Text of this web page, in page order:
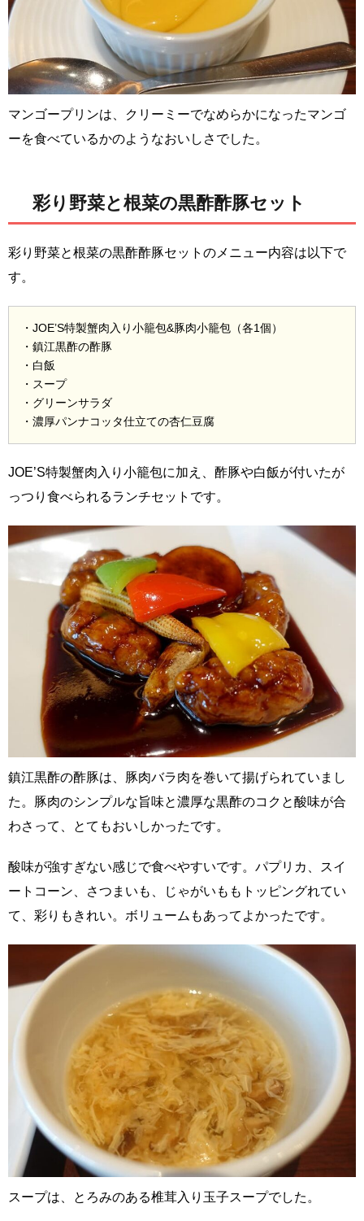
マンゴープリンは、クリーミーでなめらかになったマンゴ
ーを食べているかのようなおいしさでした。
彩り野菜と根菜の黒酢酢豚セット
彩り野菜と根菜の黒酢酢豚セットのメニュー内容は以下で
す。
・JOE’S特製蟹肉入り小籠包&豚肉小籠包（各1個）
・鎮江黒酢の酢豚
・白飯
・スープ
・グリーンサラダ
・濃厚パンナコッタ仕立ての杏仁豆腐
JOE’S特製蟹肉入り小籠包に加え、酢豚や白飯が付いたが
っつり食べられるランチセットです。
鎮江黒酢の酢豚は、豚肉バラ肉を巻いて揚げられていまし
た。豚肉のシンプルな旨味と濃厚な黒酢のコクと酸味が合
わさって、とてもおいしかったです。
酸味が強すぎない感じで食べやすいです。パプリカ、スイ
ートコーン、さつまいも、じゃがいももトッピングれてい
て、彩りもきれい。ボリュームもあってよかったです。
スープは、とろみのある椎茸入り玉子スープでした。